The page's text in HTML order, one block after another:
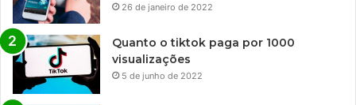
26 de janeiro de 2022
Quanto o tiktok paga por 1000
visualizações
5 de junho de 2022